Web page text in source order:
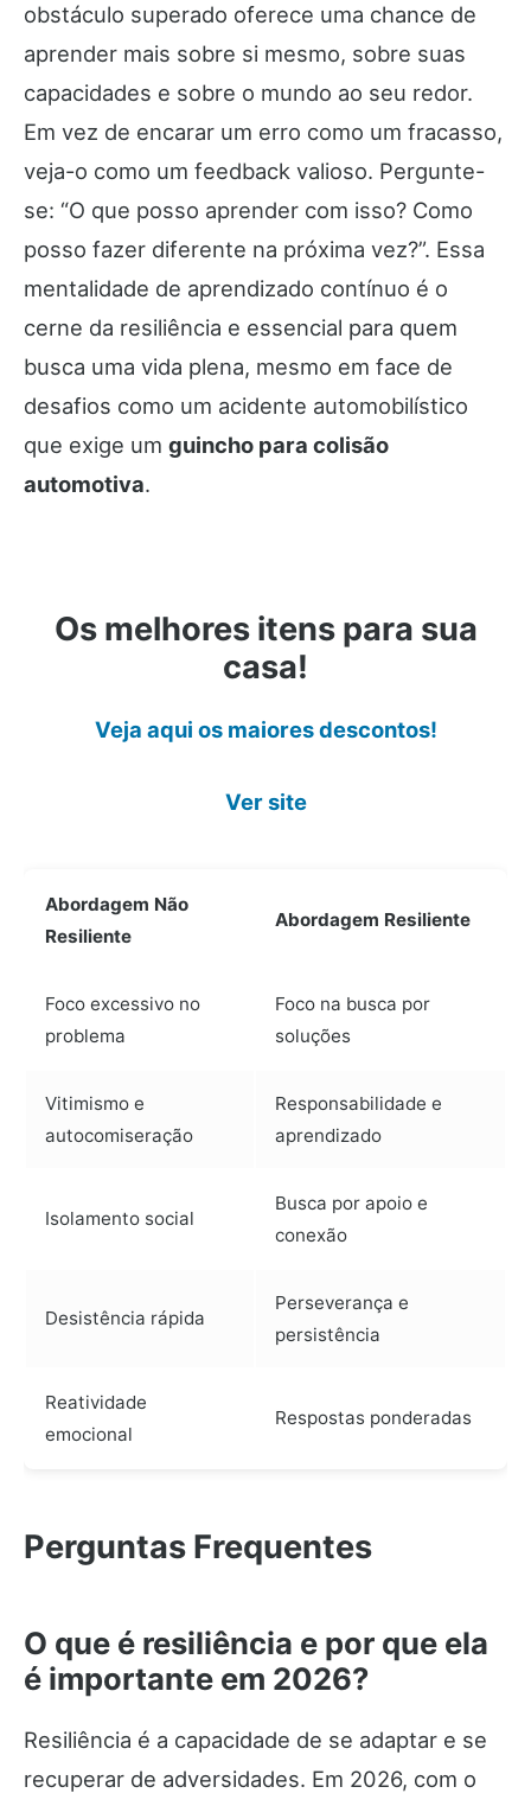
obstáculo superado oferece uma chance de
aprender mais sobre si mesmo, sobre suas
capacidades e sobre o mundo ao seu redor.
Em vez de encarar um erro como um fracasso,
veja-o como um feedback valioso. Pergunte-
se: “O que posso aprender com isso? Como
posso fazer diferente na próxima vez?”. Essa
mentalidade de aprendizado contínuo é o
cerne da resiliência e essencial para quem
busca uma vida plena, mesmo em face de
desafios como um acidente automobilístico
que exige um guincho para colisão
automotiva.
Os melhores itens para sua
casa!
Veja aqui os maiores descontos!
Ver site
Abordagem Não
Resiliente
Abordagem Resiliente
Foco excessivo no
problema
Foco na busca por
soluções
Vitimismo e
autocomiseração
Responsabilidade e
aprendizado
Isolamento social
Busca por apoio e
conexão
Desistência rápida
Perseverança e
persistência
Reatividade
emocional
Respostas ponderadas
Perguntas Frequentes
O que é resiliência e por que ela
é importante em 2026?
Resiliência é a capacidade de se adaptar e se
recuperar de adversidades. Em 2026, com o